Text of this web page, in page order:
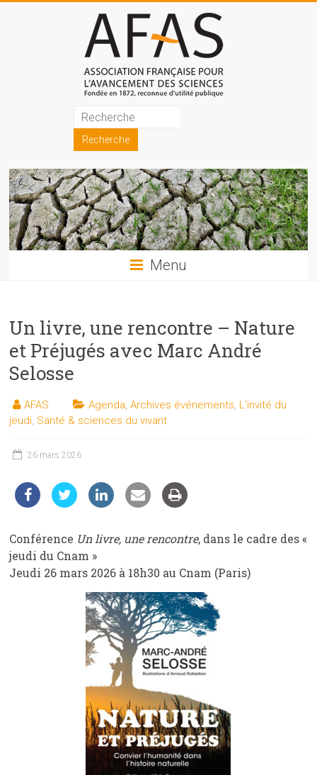
Association
française
pour
l'avancement
des
sciences
les
sciences
et
les
auprès
du
public
Menu
Un livre, une rencontre – Nature
et Préjugés avec Marc André
Selosse
AFAS Agenda ,Archives événements L'invité du
jeudi Santé & sciences du vivant
26 mars 2026
Conférence Un livre, une rencontre, dans le cadre des «
jeudi du Cnam »
Jeudi 26 mars 2026 à 18h30 au Cnam (Paris)